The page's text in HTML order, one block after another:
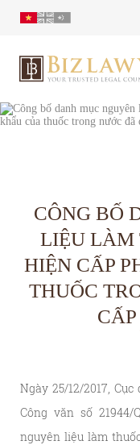
Trang chủ
Ấn phẩm
Tin Tức
CÔNG BỐ
LIỆU LÀM
HIỆN CẤP
THUỐC
Ngày 25/12/2017,
Công văn số
nguyên liệu làm